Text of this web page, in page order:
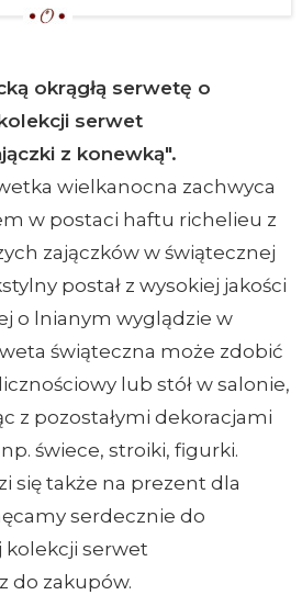
okrągłą serwetę o
serwet
z konewką".
wielkanocna zachwyca
w postaci haftu richelieu z
zajączków w świątecznej
postał z wysokiej jakości
o lnianym wyglądzie w
świąteczna może zdobić
lub stół w salonie,
z pozostałymi dekoracjami
świece, stroiki, figurki.
się także na prezent dla
serdecznie do
kolekcji serwet
do zakupów.